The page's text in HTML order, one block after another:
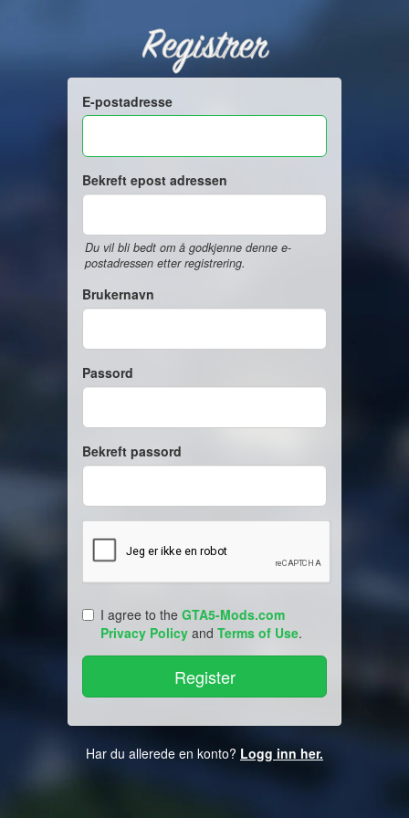
Registrer
E-postadresse
Bekreft epost adressen
Du vil bli bedt om å godkjenne denne e-
postadressen etter registrering.
Brukernavn
Passord
Bekreft passord
I agree to the GTA5-Mods.com
Privacy Policy and Terms of Use.
Har du allerede en konto? Logg inn her.